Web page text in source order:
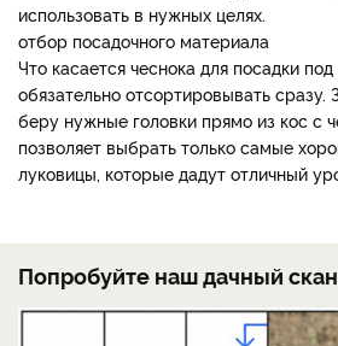
использовать в нужных целях.
отбор посадочного материала
Что касается чеснока для посадки
обязательно отсортировывать сразу.
беру нужные головки прямо из кос с
позволяет выбрать только самые
луковицы, которые дадут отличный
Попробуйте наш дачный